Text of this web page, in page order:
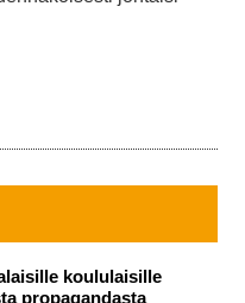
koululaisille
propagandasta